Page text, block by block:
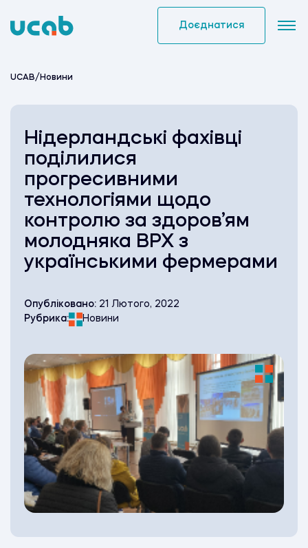
to
Доєднатися
UCAB/ Новини
Нідерландські фахівці
поділилися
прогресивними
технологіями щодо
контролю за здоров’ям
молодняка ВРХ з
українськими фермерами
Опубліковано: 21 Лютого, 2022
Рубрика:
Новини